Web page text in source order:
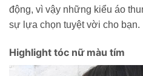
động, vì vậy những kiểu áo
sự lựa chọn tuyệt vời cho bạn.
Highlight tóc nữ màu tím